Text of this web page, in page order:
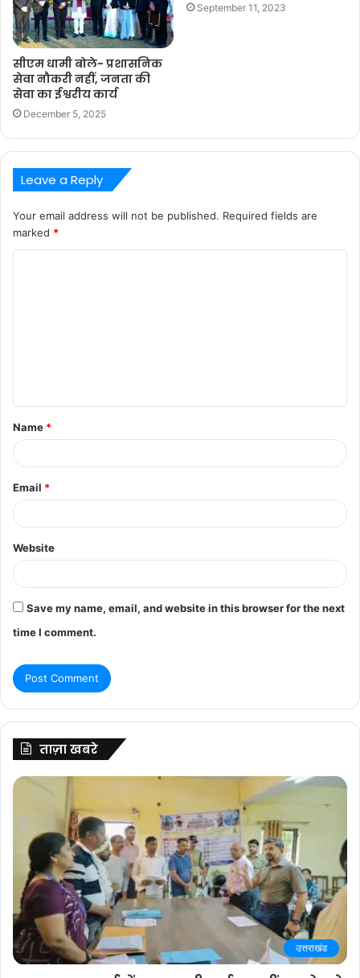
सीएम धामी बोले- प्रशासनिक
सेवा नौकरी नहीं, जनता की
सेवा का ईश्वरीय कार्य
December 5, 2025
September 11, 2023
Leave a Reply
Your email address will not be published. Required fields are
marked *
t
*
Name *
Email *
Website
Save my name, email, and website in this browser for the next
time I comment.
ताज़ा खबरे
उत्तराखंड